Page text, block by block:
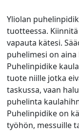
Yliolan
tuotteessa.
vapauta kätesi.
puhelimesi on
Puhelinpidike
tuote niille jotka
taskussa, vaan
puhelinta
Puhelinpidike on
työhön, messuille